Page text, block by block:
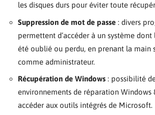
les disques durs pour éviter toute
Suppression de mot de passe : divers
permettent d’accéder à un système
été oublié ou perdu, en prenant la main
comme administrateur.
Récupération de Windows : possibilité
environnements de réparation Windows
accéder aux outils intégrés de Microsoft.